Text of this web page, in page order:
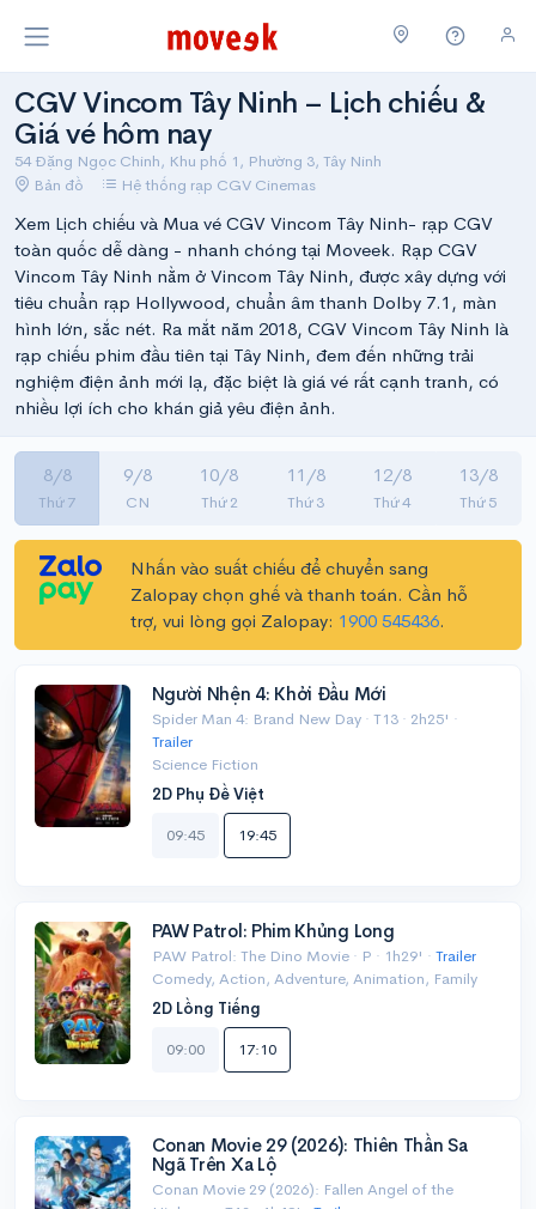
CGV Vincom Tây Ninh – Lịch chiếu &
Giá vé hôm nay
54 Đặng Ngọc Chinh, Khu phố 1, Phường 3, Tây Ninh
Bản đồ
Hệ thống rạp CGV Cinemas
Xem Lịch chiếu và Mua vé CGV Vincom Tây Ninh- rạp CGV
toàn quốc dễ dàng - nhanh chóng tại Moveek. Rạp CGV
Vincom Tây Ninh nằm ở Vincom Tây Ninh, được xây dựng với
tiêu chuẩn rạp Hollywood, chuẩn âm thanh Dolby 7.1, màn
hình lớn, sắc nét. Ra mắt năm 2018, CGV Vincom Tây Ninh là
rạp chiếu phim đầu tiên tại Tây Ninh, đem đến những trải
nghiệm điện ảnh mới lạ, đặc biệt là giá vé rất cạnh tranh, có
nhiều lợi ích cho khán giả yêu điện ảnh.
8/8
Thứ 7
9/8
CN
10/8
Thứ 2
11/8
Thứ 3
12/8
Thứ 4
13/8
Thứ 5
Nhấn vào suất chiếu để chuyển sang
Zalopay chọn ghế và thanh toán. Cần hỗ
trợ, vui lòng gọi Zalopay: 1900 545436.
Người Nhện 4: Khởi Đầu Mới
Spider Man 4: Brand New Day · T13 · 2h25' ·
Trailer
Science Fiction
2D Phụ Đề Việt
09:45
19:45
PAW Patrol: Phim Khủng Long
PAW Patrol: The Dino Movie · P · 1h29' · Trailer
Comedy, Action, Adventure, Animation, Family
2D Lồng Tiếng
09:00
17:10
Conan Movie 29 (2026): Thiên Thần Sa
Ngã Trên Xa Lộ
Conan Movie 29 (2026): Fallen Angel of the